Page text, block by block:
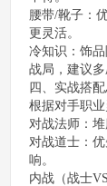
腰带/靴子：
更灵活。
冷知识：饰
战局，建议多
四、实战搭
根据对手职业
对战法师：
对战道士：
响。
内战（战士